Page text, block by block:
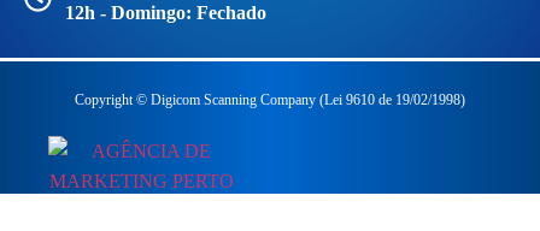
12h - Domingo: Fechado
Copyright © Digicom Scanning Company (Lei 9610 de 19/02/1998)